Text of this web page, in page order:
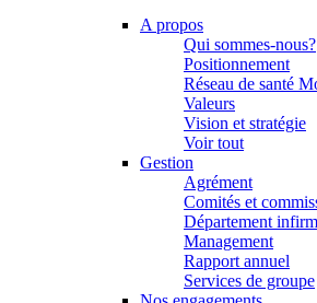
A propos
Qui sommes-nous?
Positionnement
Réseau de santé
Valeurs
Vision et stratégie
Voir tout
Gestion
Agrément
Comités et
Département
Management
Rapport annuel
Services de groupe